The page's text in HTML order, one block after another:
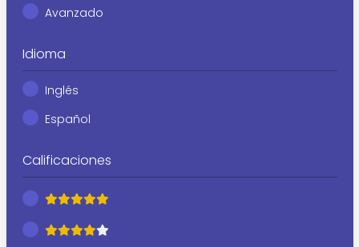
Avanzado
Idioma
Inglés
Español
Calificaciones